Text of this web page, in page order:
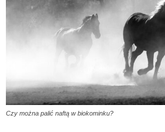
Czy można palić naftą w biokominku?